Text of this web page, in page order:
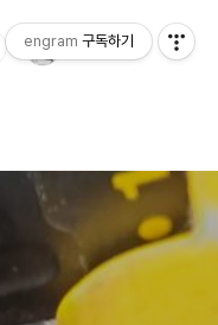
engram 구독하기